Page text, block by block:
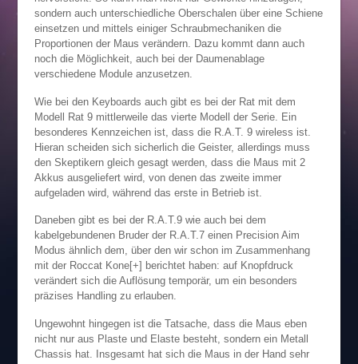
sondern auch unterschiedliche Oberschalen über eine Schiene
einsetzen und mittels einiger Schraubmechaniken die
Proportionen der Maus verändern. Dazu kommt dann auch
noch die Möglichkeit, auch bei der Daumenablage
verschiedene Module anzusetzen.
Wie bei den Keyboards auch gibt es bei der Rat mit dem
Modell Rat 9 mittlerweile das vierte Modell der Serie. Ein
besonderes Kennzeichen ist, dass die R.A.T. 9 wireless ist.
Hieran scheiden sich sicherlich die Geister, allerdings muss
den Skeptikern gleich gesagt werden, dass die Maus mit 2
Akkus ausgeliefert wird, von denen das zweite immer
aufgeladen wird, während das erste in Betrieb ist.
Daneben gibt es bei der R.A.T.9 wie auch bei dem
kabelgebundenen Bruder der R.A.T.7 einen Precision Aim
Modus ähnlich dem, über den wir schon im Zusammenhang
mit der Roccat Kone[+] berichtet haben: auf Knopfdruck
verändert sich die Auflösung temporär, um ein besonders
präzises Handling zu erlauben.
Ungewohnt hingegen ist die Tatsache, dass die Maus eben
nicht nur aus Plaste und Elaste besteht, sondern ein Metall
Chassis hat. Insgesamt hat sich die Maus in der Hand sehr